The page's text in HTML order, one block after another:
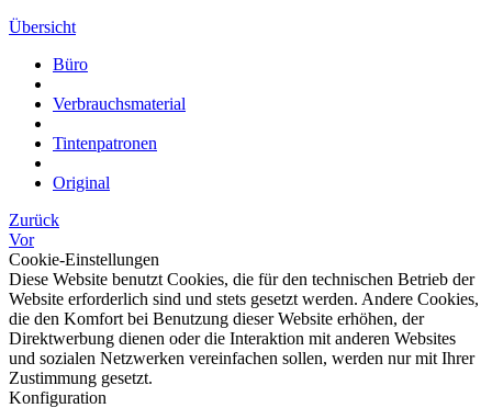
Übersicht
Büro
Verbrauchsmaterial
Tintenpatronen
Original
Zurück
Vor
Cookie-Einstellungen
Diese Website benutzt Cookies, die für den technischen Betrieb der
Website erforderlich sind und stets gesetzt werden. Andere Cookies,
die den Komfort bei Benutzung dieser Website erhöhen, der
Direktwerbung dienen oder die Interaktion mit anderen Websites
und sozialen Netzwerken vereinfachen sollen, werden nur mit Ihrer
Zustimmung gesetzt.
Konfiguration